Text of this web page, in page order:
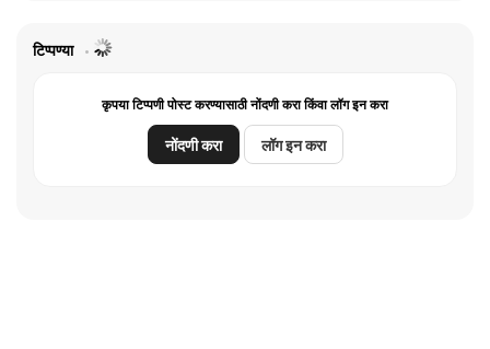
टिप्पण्या
कृपया टिप्पणी पोस्ट करण्यासाठी नोंदणी करा किंवा लॉग इन करा
नोंदणी करा लॉग इन करा